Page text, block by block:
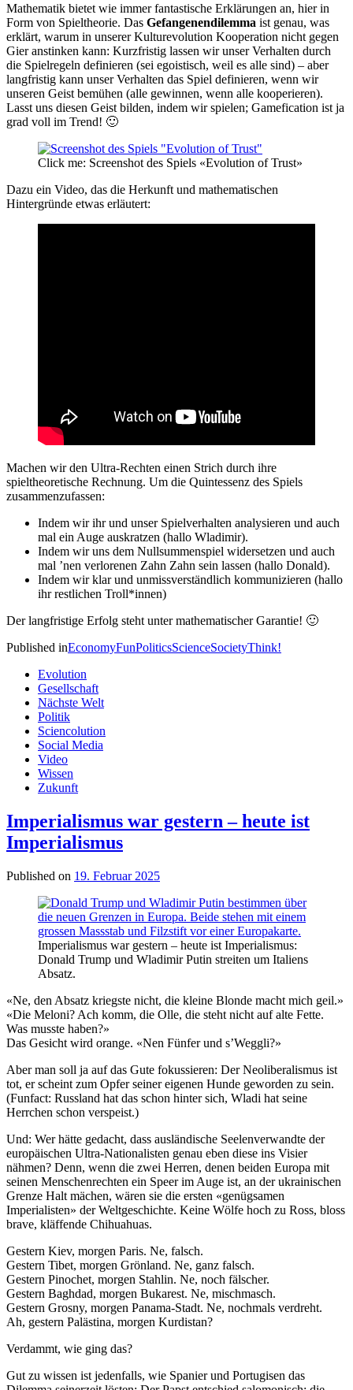
Mathematik bietet wie immer fantastische Erklärungen an, hier in
Form von Spieltheorie. Das Gefangenendilemma ist genau, was
erklärt, warum in unserer Kulturevolution Kooperation nicht gegen
Gier anstinken kann: Kurzfristig lassen wir unser Verhalten durch
die Spielregeln definieren (sei egoistisch, weil es alle sind) – aber
langfristig kann unser Verhalten das Spiel definieren, wenn wir
unseren Geist bemühen (alle gewinnen, wenn alle kooperieren).
Lasst uns diesen Geist bilden, indem wir spielen; Gamefication ist ja
grad voll im Trend! 🙂
Click me: Screenshot des Spiels «Evolution of Trust»
Dazu ein Video, das die Herkunft und mathematischen
Hintergründe etwas erläutert:
Machen wir den Ultra-Rechten einen Strich durch ihre
spieltheoretische Rechnung. Um die Quintessenz des Spiels
zusammenzufassen:
Indem wir ihr und unser Spielverhalten analysieren und auch
mal ein Auge auskratzen (hallo Wladimir).
Indem wir uns dem Nullsummenspiel widersetzen und auch
mal ’nen verlorenen Zahn Zahn sein lassen (hallo Donald).
Indem wir klar und unmissverständlich kommunizieren (hallo
ihr restlichen Troll*innen)
Der langfristige Erfolg steht unter mathematischer Garantie! 🙂
Published inEconomyFunPoliticsScienceSocietyThink!
Evolution
Gesellschaft
Nächste Welt
Politik
Sciencolution
Social Media
Video
Wissen
Zukunft
Imperialismus war gestern – heute ist
Imperialismus
Published on 19. Februar 2025
Imperialismus war gestern – heute ist Imperialismus:
Donald Trump und Wladimir Putin streiten um Italiens
Absatz.
«Ne, den Absatz kriegste nicht, die kleine Blonde macht mich geil.»
«Die Meloni? Ach komm, die Olle, die steht nicht auf alte Fette.
Was musste haben?»
Das Gesicht wird orange. «Nen Fünfer und s’Weggli?»
Aber man soll ja auf das Gute fokussieren: Der Neoliberalismus ist
tot, er scheint zum Opfer seiner eigenen Hunde geworden zu sein.
(Funfact: Russland hat das schon hinter sich, Wladi hat seine
Herrchen schon verspeist.)
Und: Wer hätte gedacht, dass ausländische Seelenverwandte der
europäischen Ultra-Nationalisten genau eben diese ins Visier
nähmen? Denn, wenn die zwei Herren, denen beiden Europa mit
seinen Menschenrechten ein Speer im Auge ist, an der ukrainischen
Grenze Halt mächen, wären sie die ersten «genügsamen
Imperialisten» der Weltgeschichte. Keine Wölfe hoch zu Ross, bloss
brave, kläffende Chihuahuas.
Gestern Kiev, morgen Paris. Ne, falsch.
Gestern Tibet, morgen Grönland. Ne, ganz falsch.
Gestern Pinochet, morgen Stahlin. Ne, noch fälscher.
Gestern Baghdad, morgen Bukarest. Ne, mischmasch.
Gestern Grosny, morgen Panama-Stadt. Ne, nochmals verdreht.
Ah, gestern Palästina, morgen Kurdistan?
Verdammt, wie ging das?
Gut zu wissen ist jedenfalls, wie Spanier und Portugisen das